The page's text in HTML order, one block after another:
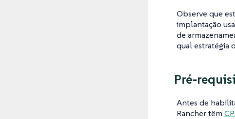
Observe que
implantação
de
qual estratégia
Pré-
Antes de
Rancher têm